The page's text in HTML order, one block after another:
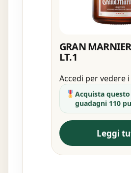
GRAN
LT.1
Accedi per vedere
Acquista
guadagni 110
Leggi